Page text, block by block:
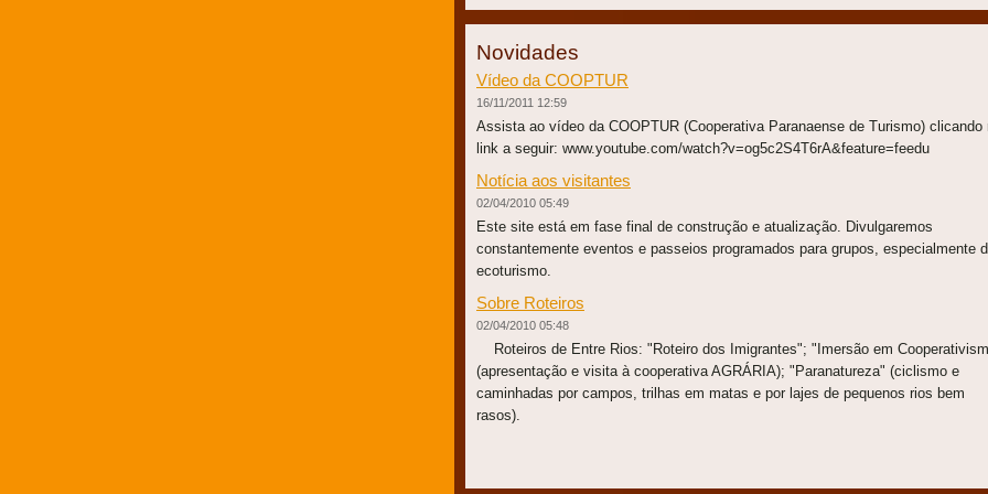
Novidades
Vídeo da COOPTUR
16/11/2011 12:59
Assista ao vídeo da COOPTUR (Cooperativa Paranaense de Turismo) clicando
link a seguir: www.youtube.com/watch?v=og5c2S4T6rA&feature=feedu
Notícia aos visitantes
02/04/2010 05:49
Este site está em fase final de construção e atualização. Divulgaremos
constantemente eventos e passeios programados para grupos, especialmente
ecoturismo.
Sobre Roteiros
02/04/2010 05:48
Roteiros de Entre Rios: "Roteiro dos Imigrantes"; "Imersão em
(apresentação e visita à cooperativa AGRÁRIA); "Paranatureza" (ciclismo e
caminhadas por campos, trilhas em matas e por lajes de pequenos rios bem
rasos).